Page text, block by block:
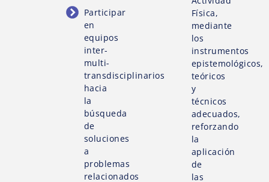
Participar
en
equipos
inter-
multi-
transdisciplinarios
hacia
la
búsqueda
de
soluciones
a
problemas
relacionados
Física,
mediante
los
instrumentos
epistemológicos,
teóricos
y
técnicos
adecuados,
reforzando
la
aplicación
de
las